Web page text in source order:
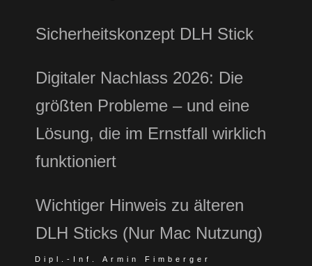
Sicherheitskonzept DLH Stick
Digitaler Nachlass 2026: Die
größten Probleme – und eine
Lösung, die im Ernstfall wirklich
funktioniert
Wichtiger Hinweis zu älteren
DLH Sticks (Nur Mac Nutzung)
Dipl.-Inf. Armin Fimberger